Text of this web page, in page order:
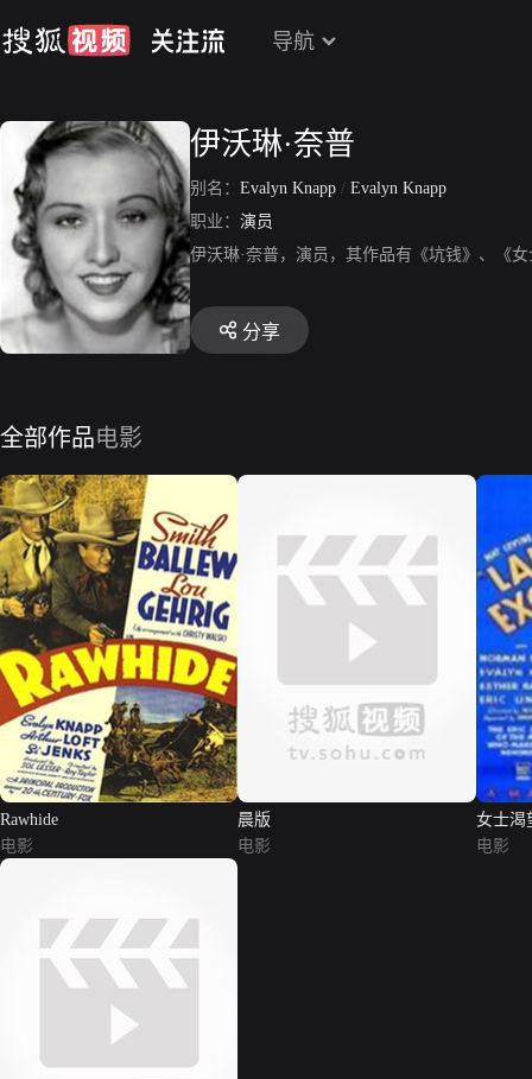
导航
伊沃琳·奈普
别名： Evalyn Knapp / Evalyn Knapp
职业： 演员
伊沃琳·奈普，演员，其作品有《坑钱》、《
分享
全部作品电影
Rawhide
电影
晨版
电影
女士渴
电影